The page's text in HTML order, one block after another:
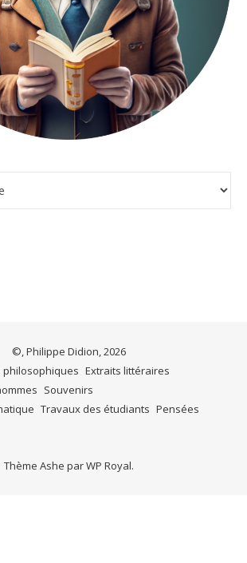
©, Philippe Didion, 2026
philosophiques Extraits littéraires
Souvenirs
Travaux des étudiants Pensées
Thème Ashe parWP Royal.